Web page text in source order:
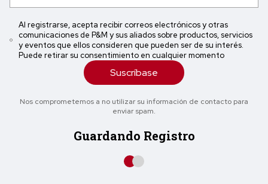
Al registrarse, acepta recibir correos electrónicos y otras
comunicaciones de P&M y sus aliados sobre productos, servicios
y eventos que ellos consideren que pueden ser de su interés.
Puede retirar su consentimiento en cualquier momento
Suscríbase
Nos comprometemos a no utilizar su información de contacto para
enviar spam.
Guardando Registro